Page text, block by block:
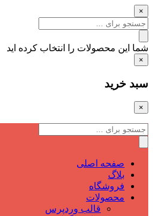
×
شما این محصولات را انتخاب کرده اید
×
سبد خرید
×
صفحه اصلی
بلاگ
فروشگاه
محصولات
قالب وردپرس